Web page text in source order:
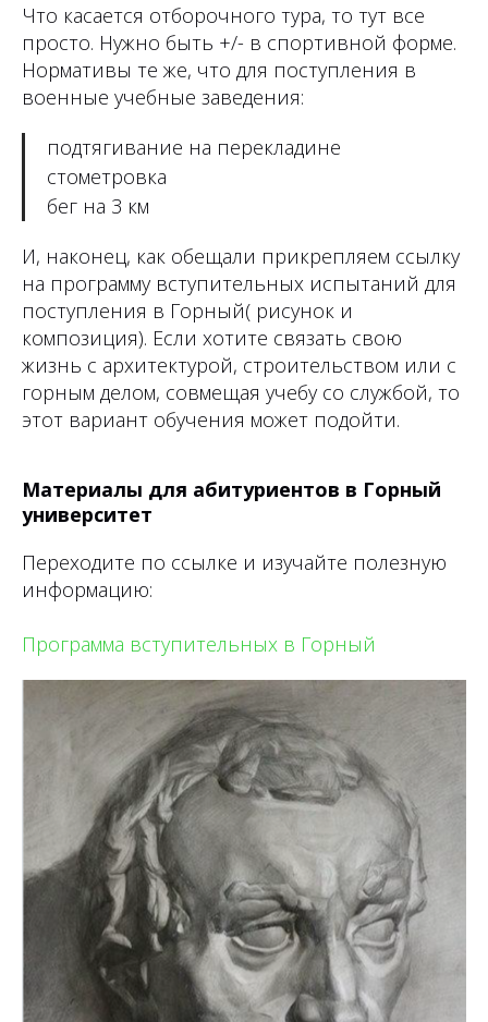
Что касается отборочного тура, то тут все
просто. Нужно быть +/- в спортивной форме.
Нормативы те же, что для поступления в
военные учебные заведения:
подтягивание на перекладине
стометровка
бег на 3 км
И, наконец, как обещали прикрепляем ссылку
на программу вступительных испытаний для
поступления в Горный( рисунок и
композиция). Если хотите связать свою
жизнь с архитектурой, строительством или с
горным делом, совмещая учебу со службой, то
этот вариант обучения может подойти.
Материалы для абитуриентов в Горный
университет
Переходите по ссылке и изучайте полезную
информацию:
Программа вступительных в Горный